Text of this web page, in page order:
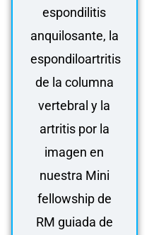
espondilitis
anquilosante, la
espondiloartritis
de la columna
vertebral y la
artritis por la
imagen en
nuestra Mini
fellowship de
RM guiada de